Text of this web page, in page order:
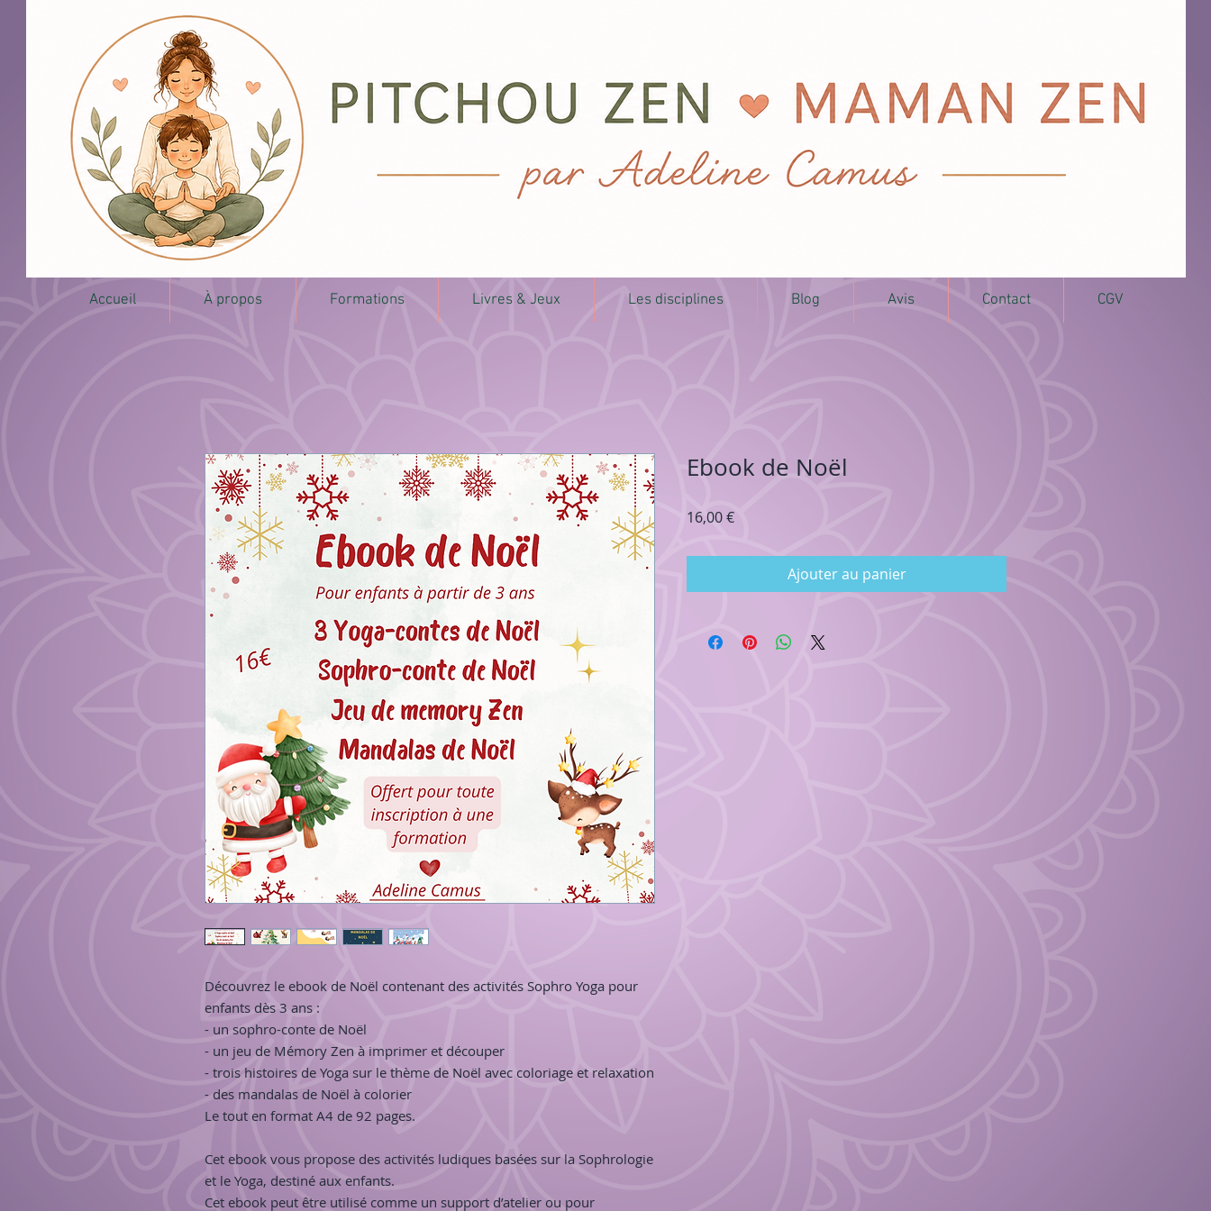
Accueil À propos Formations Livres & Jeux Les disciplines Blog Avis Contact CGV
Découvrez le ebook de Noël contenant des activités Sophro Yoga pour
enfants dès 3 ans :
- un sophro-conte de Noël
- un jeu de Mémory Zen à imprimer et découper
- trois histoires de Yoga sur le thème de Noël avec coloriage et relaxation
- des mandalas de Noël à colorier
Le tout en format A4 de 92 pages.
Cet ebook vous propose des activités ludiques basées sur la Sophrologie
et le Yoga, destiné aux enfants.
Cet ebook peut être utilisé comme un support d’atelier ou pour
Ebook de Noël
16,00 €Prix
Ajouter au panier